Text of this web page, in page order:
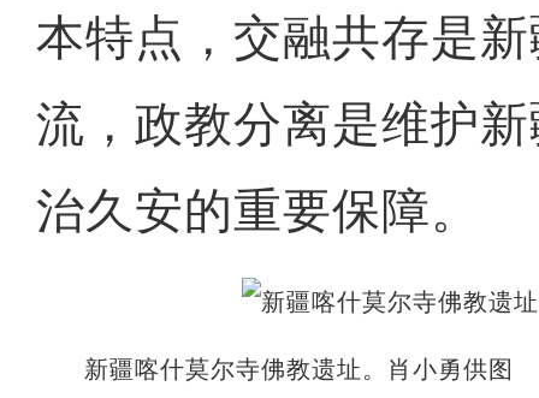
本特点，交融共存是
流，政教分离是维护
治久安的重要保障。
新疆喀什莫尔寺佛教遗址。肖小勇供图